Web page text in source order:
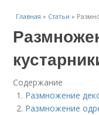
Главная » Статьи »
Содержание
Размножение
Размножение